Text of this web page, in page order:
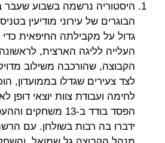
היסטוריה נרשמה בשבוע שעבר
הבוגרים של עירוני מודיעין
גדול על מקבילתה החיפאית
העלייה לליגה הארצית,
הקבוצה, שהורכבה משילוב
לצד צעירים שגדלו בממועדון,
לחימה ועבודת צוות יוצאי דופן
הפסד בודד ב-13
ידברו בה רבות בשולחן. עם